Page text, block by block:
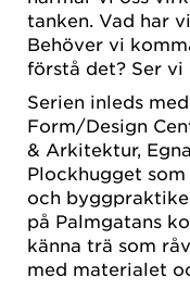
tanken. Vad har
Behöver vi
förstå det? Ser
Serien inleds
Form/Design
& Arkitektur,
Plockhugget
och
på Palmgatans
känna trä som
med materialet